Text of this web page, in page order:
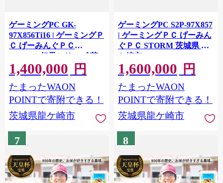
ゲーミングPC GK-
97X856Ti16 | ゲーミングＰ
Ｃ げーみんぐＰＣ
STORM 幻界シリーズ 茨
城県 龍ケ崎市
1,400,000 円
たまったWAON
POINTで寄附できる！
茨城県龍ケ崎市
ゲーミングPC S2P-97X857
| ゲーミングＰＣ げーみん
ぐＰＣ STORM 茨城県 龍
ケ崎市
1,600,000 円
たまったWAON
POINTで寄附できる！
茨城県龍ケ崎市
7 8